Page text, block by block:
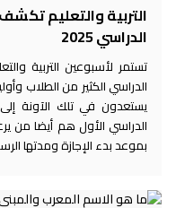
التربية والتعليم
الدراسي 2025
تستمر لأسبوعين التربية
الدراسي الكثير من الطلاب
يستعدون في تلك الآونة إلى
الدراسي الأول هم أيضا من
بموعد بدء الإجازة ومدتها